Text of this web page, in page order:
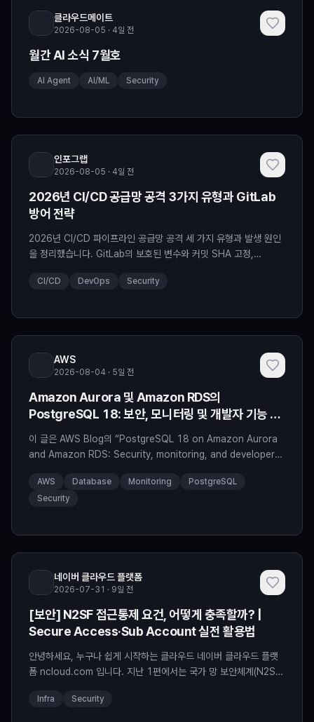
클라우드메이트
2026-08-05 · 4일 전
월간 AI 소식 7월호
AI Agent AI/ML Security
인포그랩
2026-08-05 · 4일 전
2026년 CI/CD 공급망 공격 3가지 유형과 GitLab
방어 전략
2026년 CI/CD 파이프라인 공급망 공격 세 가지 유형과 발생 원인
을 정리했습니다. GitLab의 보호된 변수와 커밋 SHA 고정,
방법을 티어별로 살펴봅니다.
CI/CD DevOps Security
AWS
2026-08-04 · 5일 전
Amazon Aurora 및 Amazon RDS의
PostgreSQL 18: 보안, 모니터링 및 개발자 기능 향
이 글은 AWS Blog의 “PostgreSQL 18 on Amazon Aurora
and Amazon RDS: Security, monitoring, and developer
Ranjan Burman, and Baji Shaik 게시글을 번역한 글 입니다. 이
시리즈의 1부에서는 스킵 스캔 최적화, 향상된 EXPLAIN 출력, 자
AWS Database Monitoring
PostgreSQL
Security
네이버 클라우드 플랫폼
2026-07-31 · 9일 전
[보안] N2SF 접근통제 요건, 어떻게 충족할까? |
Secure Access·Sub Account 실전 활용법
안녕하세요, 누구나 쉽게 시작하는 클라우드 네이버 클라우드 플랫
폼 ncloud.com 입니다. 지난 1편에서는 국가 망 보안체계(N2SF)
일적인 망 분리에서 기관별 맞춤형 보안(Overlay) 기반으로 바뀌었
Infra Security